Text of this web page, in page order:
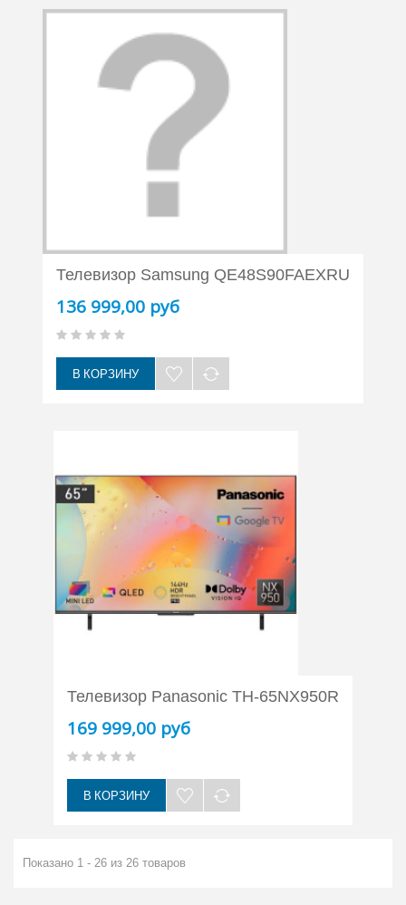
Телевизор Samsung QE48S90FAEXRU
136 999,00 руб
В КОРЗИНУ
Телевизор Panasonic TH-65NX950R
169 999,00 руб
В КОРЗИНУ
Показано 1 - 26 из 26 товаров